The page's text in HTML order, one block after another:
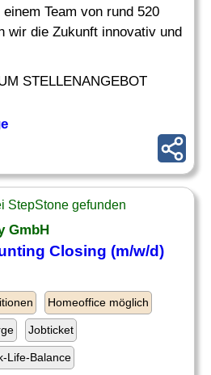
Team von rund 520
wir die Zukunft innovativ und
STELLENANGEBOT
StepStone gefunden
GmbH
Closing (m/w/d)
Homeoffice möglich
Jobticket
Life-Balance